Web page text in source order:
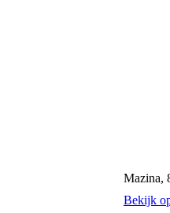
Mazina,
Bekijk